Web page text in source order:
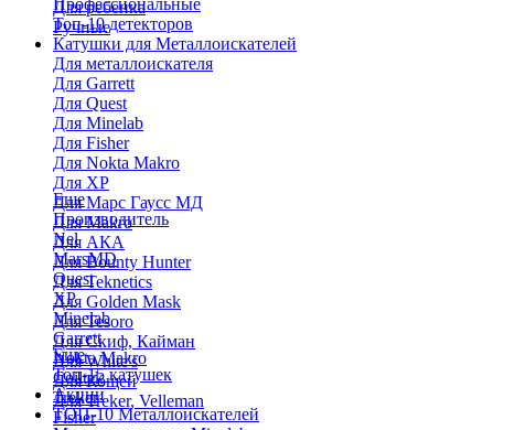
Для ребенка
Ручные
Профессиональные
Топ-10 детекторов
Катушки для Металлоискателей
Для металлоискателя
Для Garrett
Для Quest
Для Minelab
Для Fisher
Для Nokta Makro
Для XP
Для Марс Гаусс МД
Для Makro
Для АКА
Для Bounty Hunter
Для Teknetics
Для Golden Mask
Для Tesoro
Для Скиф, Кайман
Для White's
Для Кощей
Для Treker, Velleman
Еще
Производитель
Nel
MarsMD
Quest
XP
Minelab
Garrett
Nokta Makro
Coiltek
Treker
Fisher
Еще
Топ-15 катушек
Акции
ТОП-10 Металлоискателей